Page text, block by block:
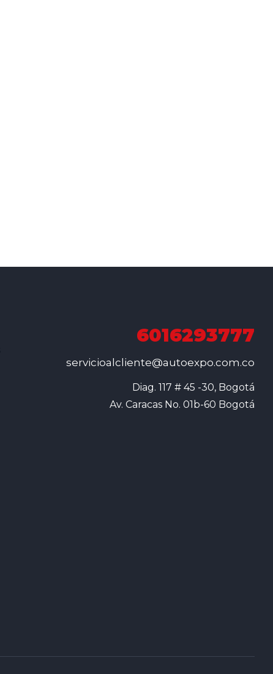
6016293777
servicioalcliente@autoexpo.com.co
Diag. 117 # 45 -30, Bogotá
Av. Caracas No. 01b-60 Bogotá